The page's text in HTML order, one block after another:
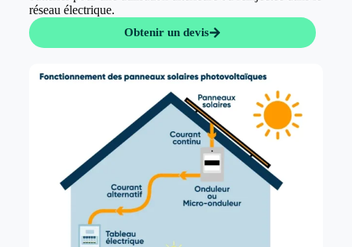
réseau électrique.
Obtenir un devis